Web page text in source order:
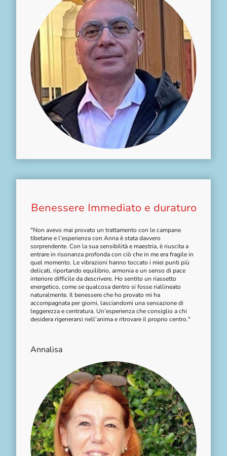
Benessere Immediato e duraturo
"Non avevo mai provato un trattamento con le campane
tibetane e l’esperienza con Anna è stata davvero
sorprendente. Con la sua sensibilità e maestria, è riuscita a
entrare in risonanza profonda con ciò che in me era fragile in
quel momento. Le vibrazioni hanno toccato i miei punti più
delicati, riportando equilibrio, armonia e un senso di pace
interiore difficile da descrivere. Ho sentito un riassetto
energetico, come se qualcosa dentro si fosse riallineato
naturalmente. Il benessere che ho provato mi ha
accompagnata per giorni, lasciandomi una sensazione di
leggerezza e centratura. Un’esperienza che consiglio a chi
desidera rigenerarsi nell’anima e ritrovare il proprio centro."
Annalisa